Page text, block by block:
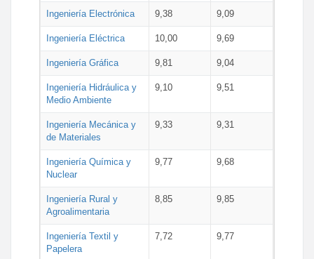
Ingeniería Electrónica 9,38 9,09
Ingeniería Eléctrica 10,00 9,69
Ingeniería Gráfica 9,81 9,04
Ingeniería Hidráulica y
Medio Ambiente
9,10 9,51
Ingeniería Mecánica y
de Materiales
9,33 9,31
Ingeniería Química y
Nuclear
9,77 9,68
Ingeniería Rural y
Agroalimentaria
8,85 9,85
Ingeniería Textil y
Papelera
7,72 9,77